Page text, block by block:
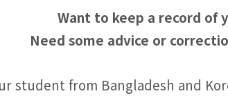
Want to keep a record of
Need some advice or
student from Bangladesh and